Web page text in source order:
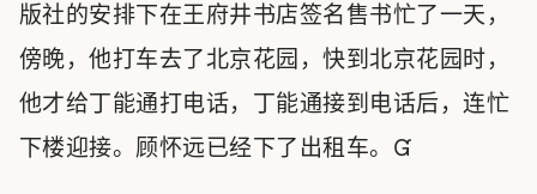
版社的安排下在王府井书店签名售书忙了一天，
傍晚，他打车去了北京花园，快到北京花园时，
他才给丁能通打电话，丁能通接到电话后，连忙
下楼迎接。顾怀远已经下了出租车。